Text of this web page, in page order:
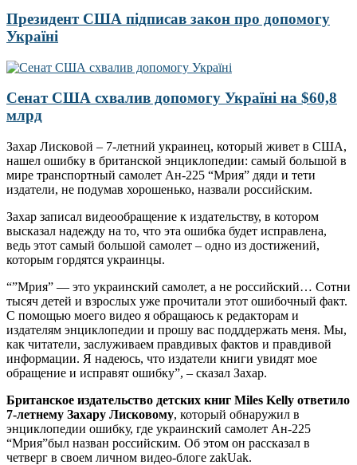
Президент США підписав закон про допомогу
Україні
Сенат США схвалив допомогу Україні на $60,8
млрд
Захар Лисковой – 7-летний украинец, который живет в США,
нашел ошибку в британской энциклопедии: самый большой в
мире транспортный самолет Ан-225 “Мрия” дяди и тети
издатели, не подумав хорошенько, назвали российским.
Захар записал видеообращение к издательству, в котором
высказал надежду на то, что эта ошибка будет исправлена,
ведь этот самый большой самолет – одно из достижений,
которым гордятся украинцы.
“”Мрия” — это украинский самолет, а не российский… Сотни
тысяч детей и взрослых уже прочитали этот ошибочный факт.
С помощью моего видео я обращаюсь к редакторам и
издателям энциклопедии и прошу вас подддержать меня. Мы,
как читатели, заслуживаем правдивых фактов и правдивой
информации. Я надеюсь, что издатели книги увидят мое
обращение и исправят ошибку”, – сказал Захар.
Британское издательство детских книг Miles Kelly ответило
7-летнему Захару Лисковому, который обнаружил в
энциклопедии ошибку, где украинский самолет Ан-225
“Мрия”был назван российским. Об этом он рассказал в
четверг в своем личном видео-блоге zakUak.